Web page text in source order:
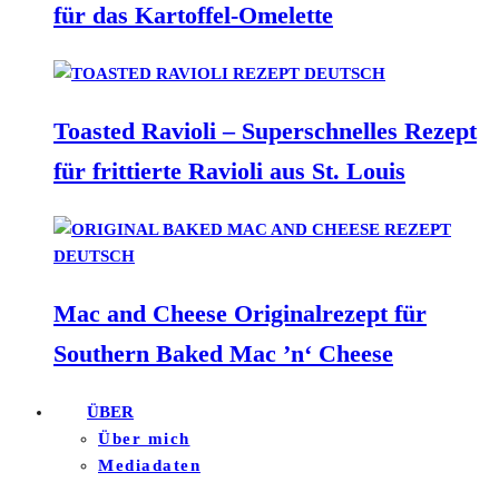
für das Kartoffel-Omelette
Toasted Ravioli – Superschnelles Rezept
für frittierte Ravioli aus St. Louis
Mac and Cheese Originalrezept für
Southern Baked Mac ’n‘ Cheese
ÜBER
Über mich
Mediadaten